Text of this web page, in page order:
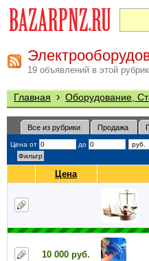
19 объявлений в этой
Главная › Оборудование,
Все из рубрики Продажа
Цена от до
Цена
10 000 руб.